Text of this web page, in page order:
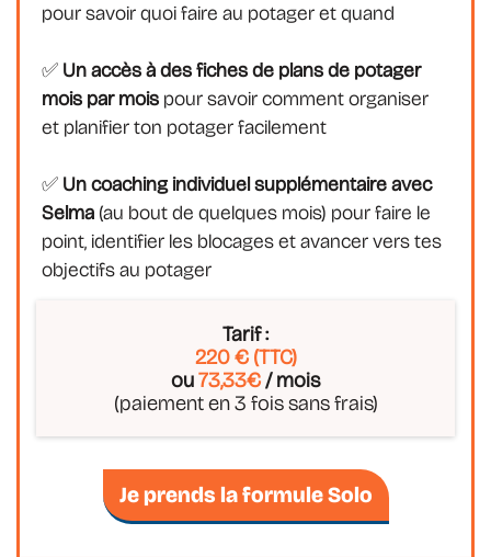
pour savoir quoi faire au potager et quand
✅ Un accès à des fiches de plans de potager
mois par mois pour savoir comment organiser
et planifier ton potager facilement
✅ Un coaching individuel supplémentaire avec
Selma (au bout de quelques mois) pour faire le
point, identifier les blocages et avancer vers tes
objectifs au potager
Tarif :
220 € (TTC)
ou73,33€/ mois
(paiement en 3 fois sans frais)
Je prends la formule Solo